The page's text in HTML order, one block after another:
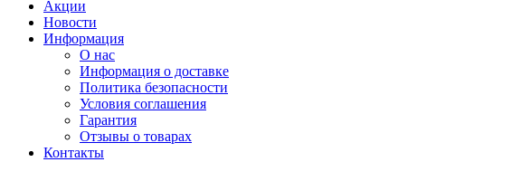
Акции
Новости
Информация
О нас
Информация о доставке
Политика безопасности
Условия соглашения
Гарантия
Отзывы о товарах
Контакты